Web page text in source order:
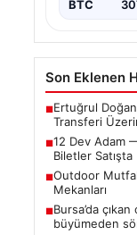
BTC
Son Eklenen
■Ertuğrul
Transferi
■12 Dev Adam
Biletler Satışta
■Outdoor
Mekanları
■Bursa’da çıkan
büyümeden